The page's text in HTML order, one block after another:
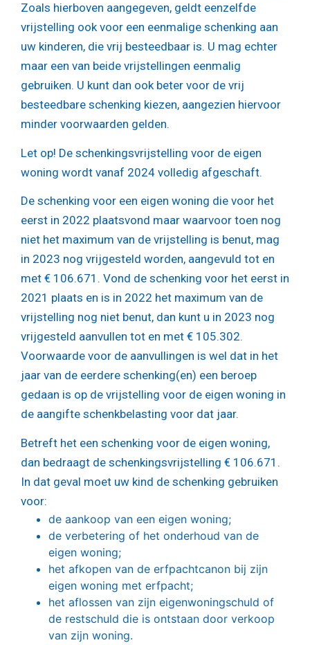
Zoals hierboven aangegeven, geldt eenzelfde
vrijstelling ook voor een eenmalige schenking aan
uw kinderen, die vrij besteedbaar is. U mag echter
maar een van beide vrijstellingen eenmalig
gebruiken. U kunt dan ook beter voor de vrij
besteedbare schenking kiezen, aangezien hiervoor
minder voorwaarden gelden.
Let op! De schenkingsvrijstelling voor de eigen
woning wordt vanaf 2024 volledig afgeschaft.
De schenking voor een eigen woning die voor het
eerst in 2022 plaatsvond maar waarvoor toen nog
niet het maximum van de vrijstelling is benut, mag
in 2023 nog vrijgesteld worden, aangevuld tot en
met € 106.671. Vond de schenking voor het eerst in
2021 plaats en is in 2022 het maximum van de
vrijstelling nog niet benut, dan kunt u in 2023 nog
vrijgesteld aanvullen tot en met € 105.302.
Voorwaarde voor de aanvullingen is wel dat in het
jaar van de eerdere schenking(en) een beroep
gedaan is op de vrijstelling voor de eigen woning in
de aangifte schenkbelasting voor dat jaar.
Betreft het een schenking voor de eigen woning,
dan bedraagt de schenkingsvrijstelling € 106.671.
In dat geval moet uw kind de schenking gebruiken
voor:
de aankoop van een eigen woning;
de verbetering of het onderhoud van de
eigen woning;
het afkopen van de erfpachtcanon bij zijn
eigen woning met erfpacht;
het aflossen van zijn eigenwoningschuld of
de restschuld die is ontstaan door verkoop
van zijn woning.